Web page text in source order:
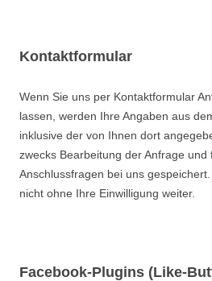
Kontaktformular
Wenn Sie uns per Kontaktformular
lassen, werden Ihre Angaben aus
inklusive der von Ihnen dort
zwecks Bearbeitung der Anfrage und
Anschlussfragen bei uns
nicht ohne Ihre Einwilligung weiter.
Facebook-Plugins (Like-